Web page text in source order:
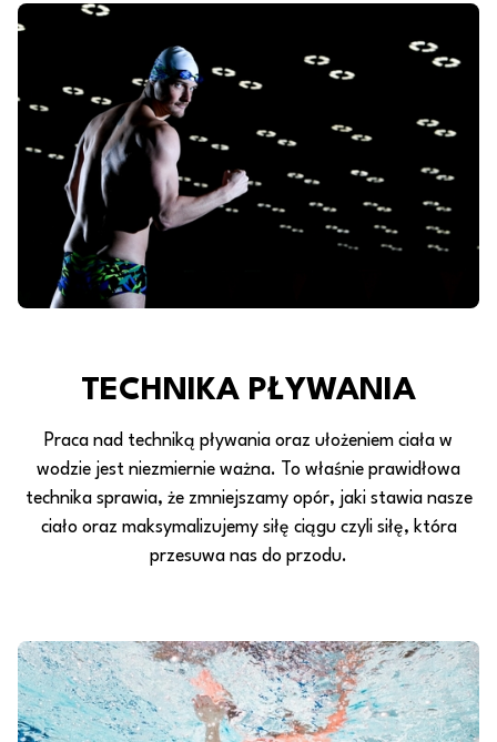
TECHNIKA PŁYWANIA
Praca nad techniką pływania oraz ułożeniem ciała w
wodzie jest niezmiernie ważna. To właśnie prawidłowa
technika sprawia, że zmniejszamy opór, jaki stawia nasze
ciało oraz maksymalizujemy siłę ciągu czyli siłę, która
przesuwa nas do przodu.